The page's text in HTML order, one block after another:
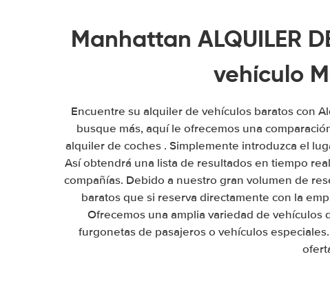
Manhattan ALQUILER
vehículo
Encuentre su alquiler de vehículos baratos con
busque más, aquí le ofrecemos una
alquiler de coches . Simplemente introduzca el
Así obtendrá una lista de resultados en tiempo
compañías. Debido a nuestro gran volumen de
baratos que si reserva directamente con la
Ofrecemos una amplia variedad de vehículos
furgonetas de pasajeros o vehículos